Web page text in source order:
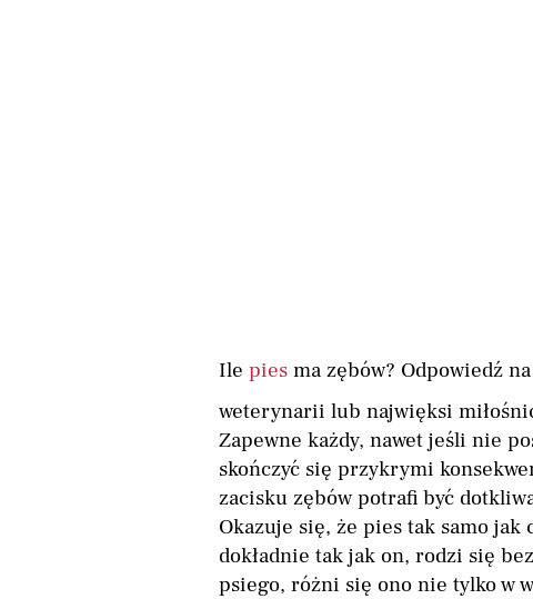
Ile pies ma zębów? Odpowiedź
weterynarii lub najwięksi
Zapewne każdy, nawet jeśli nie
skończyć się przykrymi
zacisku zębów potrafi być
Okazuje się, że pies tak samo
dokładnie tak jak on, rodzi się
psiego, różni się ono nie tylko w